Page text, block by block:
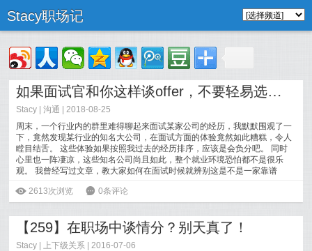
Stacy职场记
如果面试官和你这样谈offer，不要轻易选择这家公司
Stacy |沟通
| 2018-08-25
周末，一个行业内的群里难得聊起来面试某家公司的经历，我默默围观了一
下，竟然发现某行业的知名大公司，在面试方面的体验竟然如此糟糕，令人
瞠目结舌。 这些体验如果按照我过去的经历排序，应该是会负分吧。 同时
心里也一阵凄凉，这些知名公司尚且如此，整个就业环境恐怕都不是很乐
观。 我曾经写过文章，教大家如何在面试时候就辨别这是不是一家靠谱
ė 2613次浏览 6 0条评论
【259】在职场中谈情分？别天真了！
Stacy 上下级关系 | 2016-07-06